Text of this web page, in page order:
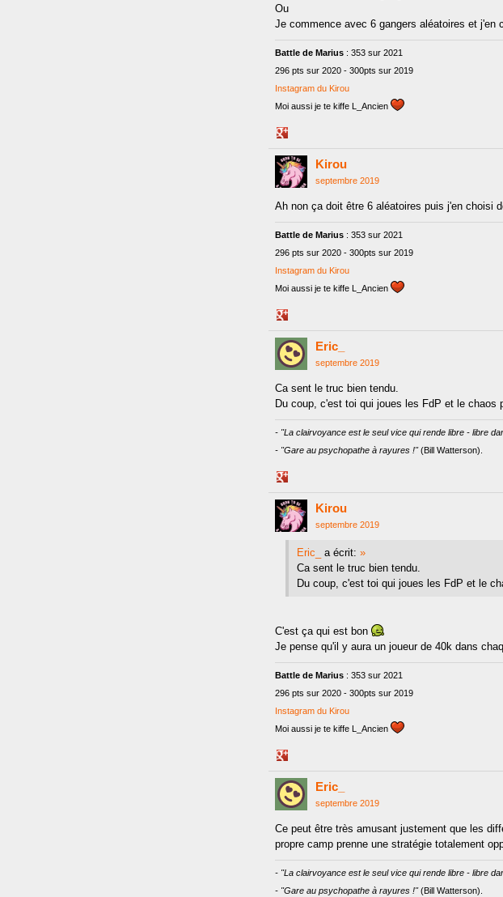
Ou
Je commence avec 6 gangers aléatoires et j'en
Battle de Marius : 353 sur 2021
296 pts sur 2020 - 300pts sur 2019
Instagram du Kirou
Moi aussi je te kiffe L_Ancien
on
Google+Kirou
septembre 2019
Ah non ça doit être 6 aléatoires puis j'en choisi
Battle de Marius : 353 sur 2021
296 pts sur 2020 - 300pts sur 2019
Instagram du Kirou
Moi aussi je te kiffe L_Ancien
on
Google+Eric_
septembre 2019
Ca sent le truc bien tendu.
Du coup, c'est toi qui joues les FdP et le chaos
- "La clairvoyance est le seul vice qui rende libre - libre
- "Gare au psychopathe à rayures !"(Bill Watterson).
on
Google+Kirou
septembre 2019
Eric_ a écrit: »
Ca sent le truc bien tendu.
Du coup, c'est toi qui joues les FdP et le
C'est ça qui est bon
Je pense qu'il y aura un joueur de 40k dans
Battle de Marius : 353 sur 2021
296 pts sur 2020 - 300pts sur 2019
Instagram du Kirou
Moi aussi je te kiffe L_Ancien
on
Google+Eric_
septembre 2019
Ce peut être très amusant justement que les
propre camp prenne une stratégie totalement
- "La clairvoyance est le seul vice qui rende libre - libre
- "Gare au psychopathe à rayures !"(Bill Watterson).